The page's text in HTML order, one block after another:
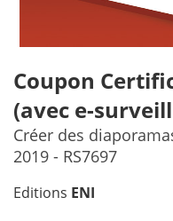
Coupon
(avec e-
Créer des
2019 - RS7697
Editions ENI